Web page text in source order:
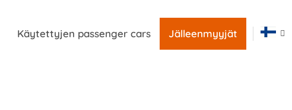
Käytettyjen passenger cars Jälleenmyyjät